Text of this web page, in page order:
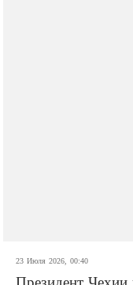
23 Июля 2026, 00:40